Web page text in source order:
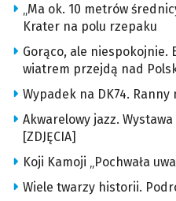
„Ma ok. 10 metrów
Krater na polu rzepaku
Gorąco, ale niespokojnie.
wiatrem przejdą nad
Wypadek na DK74.
Akwarelowy jazz.
[ZDJĘCIA]
Koji Kamoji „Pochwała
Wiele twarzy historii.